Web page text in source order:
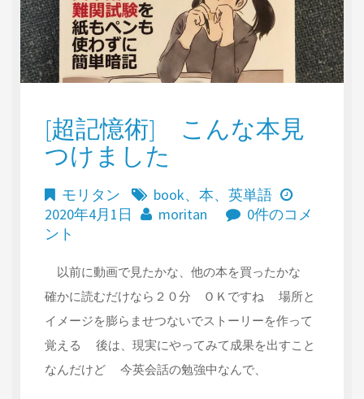
[超記憶術] こんな本見
つけました
モリタン book、 本、 英単語
2020年4月1日
moritan
0件のコメ
ント
以前に動画で見たかな、他の本を買ったかな
確かに読むだけなら２０分 ＯＫですね 場所と
イメージを膨らませつないでストーリーを作って
覚える 後は、現実にやってみて成果を出すこと
なんだけど 今英会話の勉強中なんで、